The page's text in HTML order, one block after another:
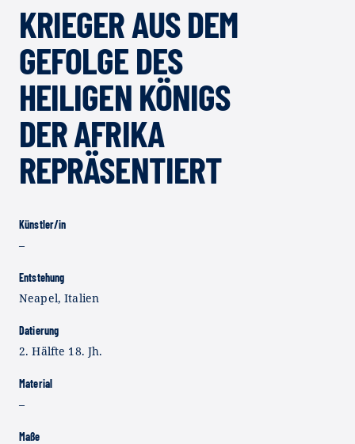
KRIEGER AUS DEM
GEFOLGE DES
HEILIGEN KÖNIGS
DER AFRIKA
REPRÄSENTIERT
Künstler/in
–
Entstehung
Neapel, Italien
Datierung
2. Hälfte 18. Jh.
Material
–
Maße